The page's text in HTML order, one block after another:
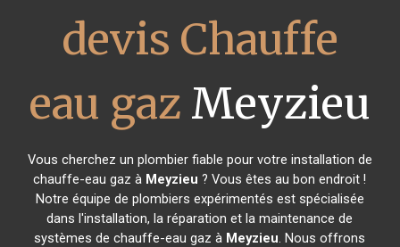
devis Chauffe
eau gaz Meyzieu
Vous cherchez un plombier fiable pour votre installation de
chauffe-eau gaz à Meyzieu ? Vous êtes au bon endroit !
Notre équipe de plombiers expérimentés est spécialisée
dans l'installation, la réparation et la maintenance de
systèmes de chauffe-eau gaz à Meyzieu. Nous offrons